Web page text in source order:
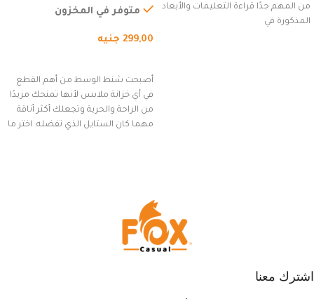
من المهم جدًا قراءة التعليمات والأبعاد
المذكورة في
السفر، الجري العادي، المشي
(رمادي)
متوفر في المخزون
299,00 جنيه
أصبحت شنط الوسط من أهم القطع
في أي خزانة ملابس لأنها تمنحك مزيدًا
من الراحة والحرية وتجعلك أكثر أناقة
مهما كان الستايل الذي تفضله. اختر ما
اشترك معنا